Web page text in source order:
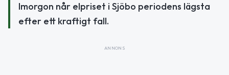
Imorgon når elpriset i Sjöbo periodens lägsta
efter ett kraftigt fall.
ANNONS